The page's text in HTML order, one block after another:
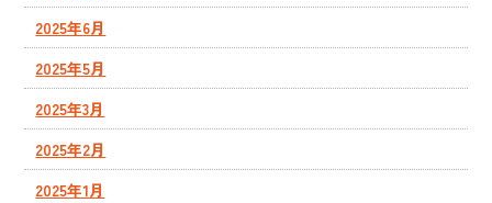
2025年6月
2025年5月
2025年3月
2025年2月
2025年1月